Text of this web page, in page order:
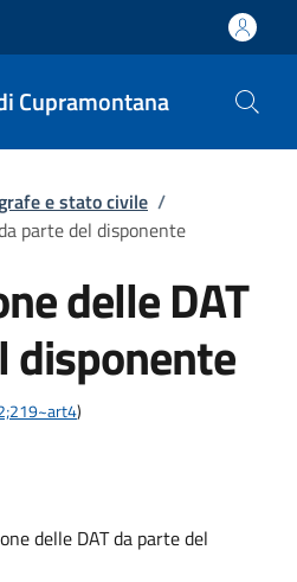
Cupramontana
e stato civile /
parte del disponente
delle DAT
disponente
)
delle DAT da parte del